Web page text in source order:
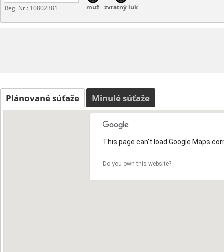
Reg. Nr.: 10802381 muž zvratný luk
Plánované súťaže Minulé súťaže
This page can't load Google Maps
Do you own this website?